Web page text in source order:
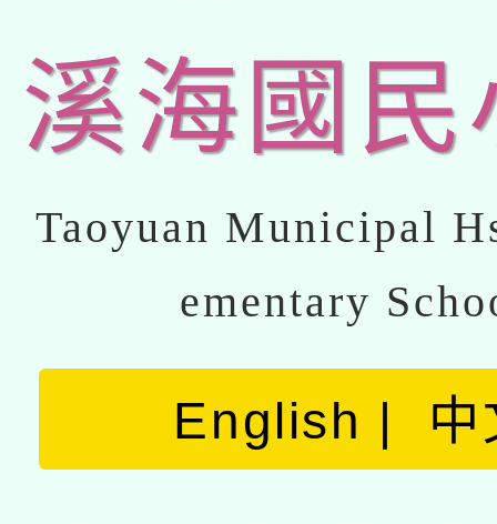
溪海國民
Taoyuan Municipal
ementary
English 中